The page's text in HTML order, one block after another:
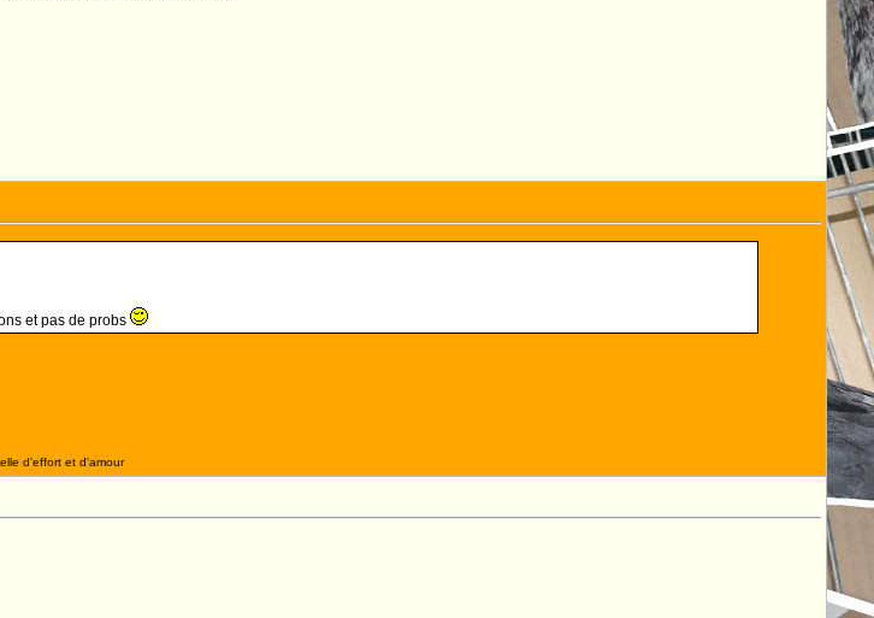
et pas de probs
d'effort et d'amour